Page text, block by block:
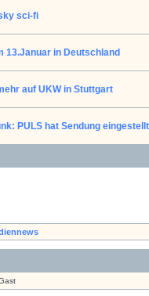
sci-fi
13.Januar in Deutschland
auf UKW in Stuttgart
PULS hat Sendung